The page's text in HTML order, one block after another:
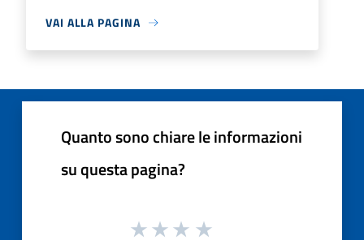
VAI ALLA PAGINA
Quanto sono chiare le informazioni
su questa pagina?